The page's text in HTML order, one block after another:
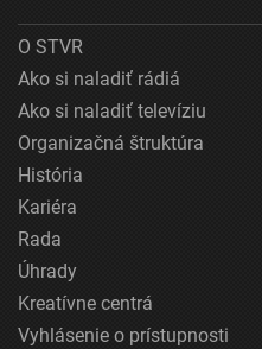
O STVR
Ako si naladiť rádiá
Ako si naladiť televíziu
Organizačná štruktúra
História
Kariéra
Rada
Úhrady
Kreatívne centrá
Vyhlásenie o prístupnosti